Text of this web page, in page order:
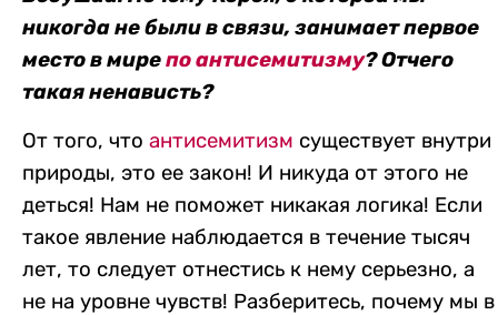
никогда не были в связи, занимает первое
место в мирепо антисемитизму? Отчего
такая ненависть?
От того, что антисемитизм существует внутри
природы, это ее закон! И никуда от этого не
деться! Нам не поможет никакая логика! Если
такое явление наблюдается в течение тысяч
лет, то следует отнестись к нему серьезно, а
не на уровне чувств! Разберитесь, почему мы в